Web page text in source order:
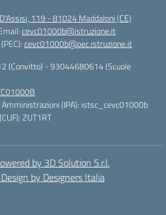
119 - 81024 Maddaloni (CE)
cevc01000b@istruzione.it
cevc01000b@pec.istruzione.it
(Convitto) - 93044680614 (Scuole
Amministrazioni (IPA): istsc_cevc01000b
ZUT1RT
by 3D Solution S.r.l.
by Designers Italia